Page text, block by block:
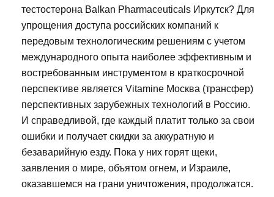
тестостерона Balkan Pharmaceuticals Иркутск? Для
упрощения доступа российских компаний к
передовым технологическим решениям с учетом
международного опыта наиболее эффективным и
востребованным инструментом в краткосрочной
перспективе является Vitamine Москва (трансфер)
перспективных зарубежных технологий в Россию.
И справедливой, где каждый платит только за свои
ошибки и получает скидки за аккуратную и
безаварийную езду. Пока у них горят щеки,
заявления о мире, объятом огнем, и Израиле,
оказавшемся на грани уничтожения, продолжатся.